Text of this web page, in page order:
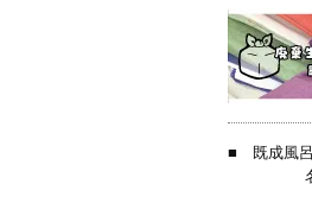
■ 既成風
名前